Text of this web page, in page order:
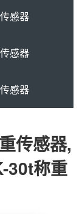
感器
感器
感器
传感器,
30t称重